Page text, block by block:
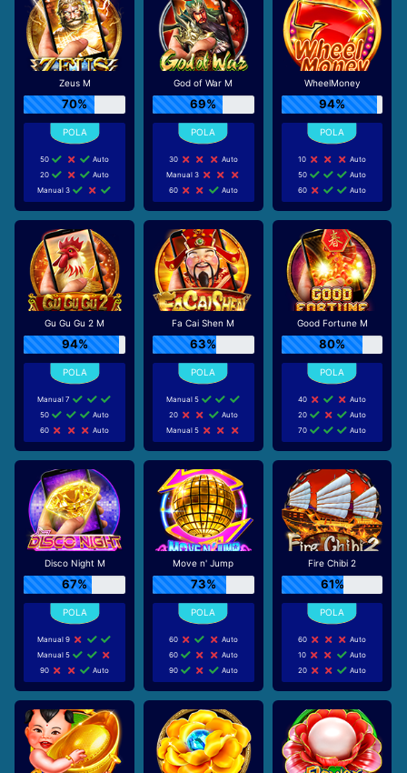
Zeus M
70%
50
Auto
20
Auto
Manual 3
God of War M
69%
30
Auto
Manual 3
60
Auto
WheelMoney
94%
10
Auto
50
Auto
60
Auto
Gu Gu Gu 2 M
94%
Manual 7
50
Auto
60
Auto
Fa Cai Shen M
63%
Manual 5
20
Auto
Manual 5
Good Fortune M
80%
40
Auto
20
Auto
70
Auto
Disco Night M
67%
Manual 9
Manual 5
90
Auto
Move n' Jump
73%
60
Auto
60
Auto
90
Auto
Fire Chibi 2
61%
60
Auto
10
Auto
20
Auto